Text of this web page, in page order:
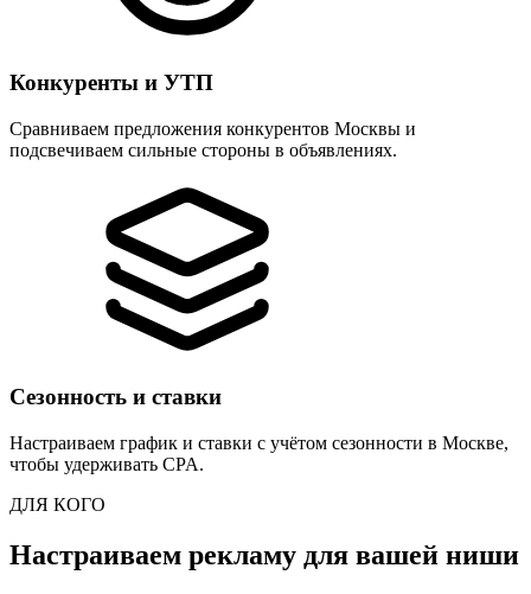
Конкуренты и УТП
Сравниваем предложения конкурентов Москвы и
подсвечиваем сильные стороны в объявлениях.
Сезонность и ставки
Настраиваем график и ставки с учётом сезонности в Москве,
чтобы удерживать CPA.
ДЛЯ КОГО
Настраиваем рекламу для вашей ниши